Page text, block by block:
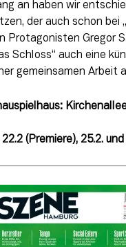
an haben wir
der auch schon bei
Protagonisten Gregor
Schloss“ auch eine
gemeinsamen Arbeit
22.2 (Premiere), 25.2.